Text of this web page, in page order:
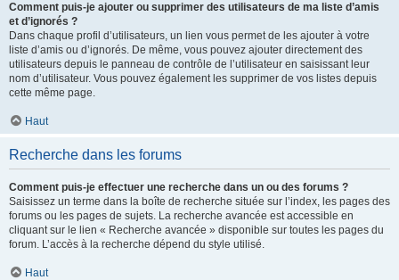
Comment puis-je ajouter ou supprimer des utilisateurs de ma liste d’amis
et d’ignorés ?
Dans chaque profil d’utilisateurs, un lien vous permet de les ajouter à votre
liste d’amis ou d’ignorés. De même, vous pouvez ajouter directement des
utilisateurs depuis le panneau de contrôle de l’utilisateur en saisissant leur
nom d’utilisateur. Vous pouvez également les supprimer de vos listes depuis
cette même page.
Haut
Recherche dans les forums
Comment puis-je effectuer une recherche dans un ou des forums ?
Saisissez un terme dans la boîte de recherche située sur l’index, les pages des
forums ou les pages de sujets. La recherche avancée est accessible en
cliquant sur le lien « Recherche avancée » disponible sur toutes les pages du
forum. L’accès à la recherche dépend du style utilisé.
Haut